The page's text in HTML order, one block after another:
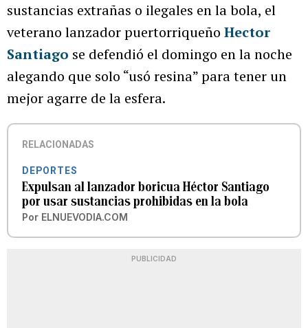
sustancias extrañas o ilegales en la bola, el
veterano lanzador puertorriqueño Hector
Santiago se defendió el domingo en la noche
alegando que solo “usó resina” para tener un
mejor agarre de la esfera.
RELACIONADAS
DEPORTES
Expulsan al lanzador boricua Héctor Santiago
por usar sustancias prohibidas en la bola
Por ELNUEVODIA.COM
PUBLICIDAD